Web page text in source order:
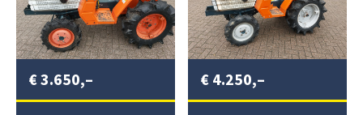
€3.650,– € 4.250,–